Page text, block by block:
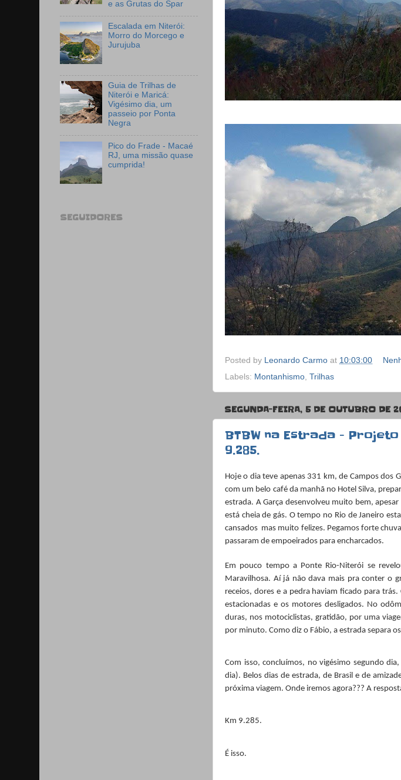
Posted by Leonardo Carmo at 10:03:00
Labels: Montanhismo Trilhas
SEGUNDA-FEIRA, 5 DE OUTUBRO DE
BTBW na Estrada -
9.285.
Hoje o dia teve apenas 331 km, de Campos dos
com um belo café da manhã no Hotel Silva,
estrada. A Garça desenvolveu muito bem,
está cheia de gás. O tempo no Rio de Janeiro
cansados mas muito felizes. Pegamos forte
passaram de empoeirados para encharcados.
Em pouco tempo a Ponte Rio-Niterói se
Maravilhosa. Aí já não dava mais pra conter o
receios, dores e a pedra haviam ficado para
estacionadas e os motores desligados. No
duras, nos motociclistas, gratidão, por uma
por minuto. Como diz o Fábio, a estrada separa
Com isso, concluímos, no vigésimo segundo
dia). Belos dias de estrada, de Brasil e de
próxima viagem. Onde iremos agora??? A
Km 9.285.
É isso.
e as Grutas do Spar
Escalada em Niterói:
Morro do Morcego e
Jurujuba
Guia de Trilhas de
Niterói e Maricá:
Vigésimo dia, um
passeio por Ponta
Negra
Pico do Frade - Macaé
RJ, uma missão quase
cumprida!
SEGUIDORES